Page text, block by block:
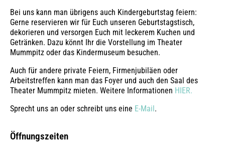
Bei uns kann man übrigens auch Kindergeburtstag feiern:
Gerne reservieren wir für Euch unseren Geburtstagstisch,
dekorieren und versorgen Euch mit leckerem Kuchen und
Getränken. Dazu könnt Ihr die Vorstellung im Theater
Mummpitz oder das Kindermuseum besuchen.
Auch für andere private Feiern, Firmenjubiläen oder
Arbeitstreffen kann man das Foyer und auch den Saal des
Theater Mummpitz mieten. Weitere Informationen HIER.
Sprecht uns an oder schreibt uns eine E-Mail.
Öffnungszeiten